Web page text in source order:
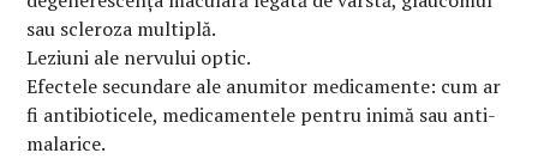
sau scleroza multiplă.
Leziuni ale nervului optic.
Efectele secundare ale anumitor medicamente: cum ar
fi antibioticele, medicamentele pentru inimă sau anti-
malarice.